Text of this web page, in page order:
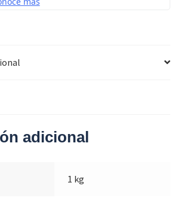
adicional
1 kg